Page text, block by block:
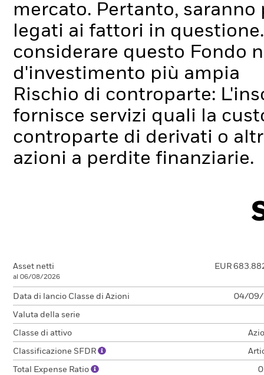
mercato. Pertanto,
legati ai fattori in
considerare questo Fondo
d'investimento più ampia
Rischio di controparte:
fornisce servizi quali la
controparte di derivati o
azioni a perdite finanziarie.
Asset netti
al 06/08/2026
EUR
Data di lancio Classe di Azioni 04/09/
Valuta della serie
Classe di attivo
Classificazione SFDR
Total Expense Ratio